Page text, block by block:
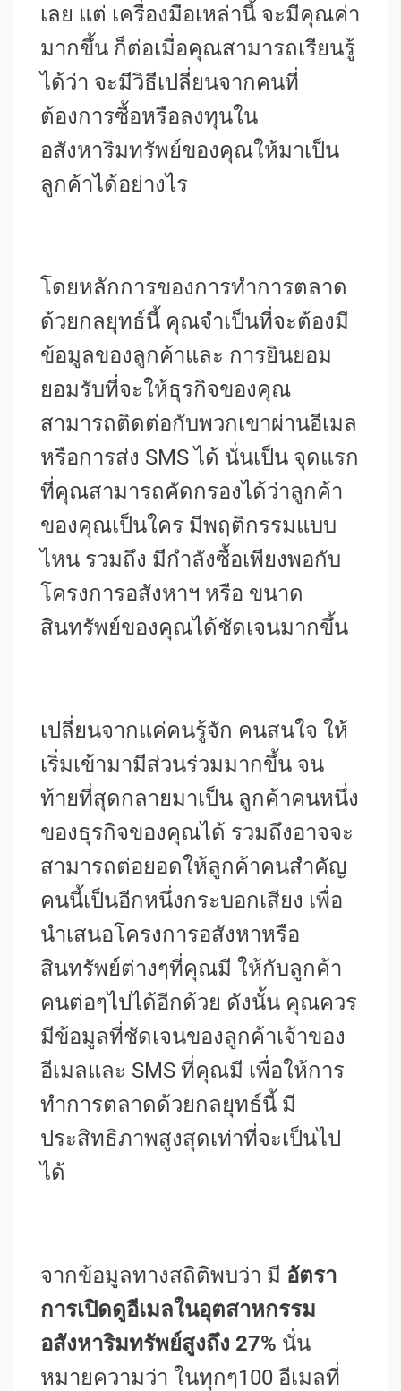
เลย แต่ เครื่องมือเหล่านี้ จะมีคุณค่า
มากขึ้น ก็ต่อเมื่อคุณสามารถเรียนรู้
ได้ว่า จะมีวิธีเปลี่ยนจากคนที่
ต้องการซื้อหรือลงทุนใน
อสังหาริมทรัพย์ของคุณให้มาเป็น
ลูกค้าได้อย่างไร
โดยหลักการของการทำการตลาด
ด้วยกลยุทธ์นี้ คุณจำเป็นที่จะต้องมี
ข้อมูลของลูกค้าและ การยินยอม
ยอมรับที่จะให้ธุรกิจของคุณ
สามารถติดต่อกับพวกเขาผ่านอีเมล
หรือการส่ง SMS ได้ นั่นเป็น จุดแรก
ที่คุณสามารถคัดกรองได้ว่าลูกค้า
ของคุณเป็นใคร มีพฤติกรรมแบบ
ไหน รวมถึง มีกำลังซื้อเพียงพอกับ
โครงการอสังหาฯ หรือ ขนาด
สินทรัพย์ของคุณได้ชัดเจนมากขึ้น
เปลี่ยนจากแค่คนรู้จัก คนสนใจ ให้
เริ่มเข้ามามีส่วนร่วมมากขึ้น จน
ท้ายที่สุดกลายมาเป็น ลูกค้าคนหนึ่ง
ของธุรกิจของคุณได้ รวมถึงอาจจะ
สามารถต่อยอดให้ลูกค้าคนสำคัญ
คนนี้เป็นอีกหนึ่งกระบอกเสียง เพื่อ
นำเสนอโครงการอสังหาหรือ
สินทรัพย์ต่างๆที่คุณมี ให้กับลูกค้า
คนต่อๆไปได้อีกด้วย ดังนั้น คุณควร
มีข้อมูลที่ชัดเจนของลูกค้าเจ้าของ
อีเมลและ SMS ที่คุณมี เพื่อให้การ
ทำการตลาดด้วยกลยุทธ์นี้ มี
ประสิทธิภาพสูงสุดเท่าที่จะเป็นไป
ได้
จากข้อมูลทางสถิติพบว่า มี อัตรา
การเปิดดูอีเมลในอุตสาหกรรม
อสังหาริมทรัพย์สูงถึง 27% นั่น
หมายความว่า ในทุกๆ100 อีเมลที่